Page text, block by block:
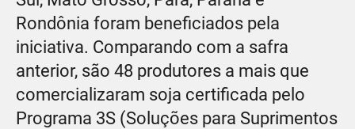
Rondônia foram beneficiados pela
iniciativa. Comparando com a safra
anterior, são 48 produtores a mais que
comercializaram soja certificada pelo
Programa 3S (Soluções para Suprimentos